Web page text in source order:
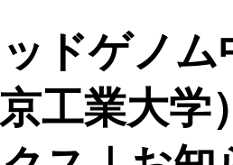
ドゲノ
工業大学